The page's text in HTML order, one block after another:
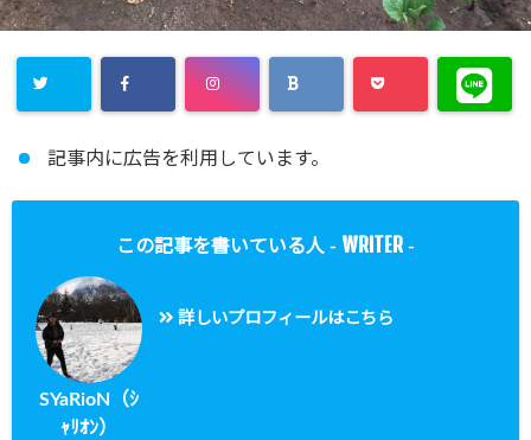
記事内に広告を利用しています。
この記事を書いている人 - WRITER -
SYaRioN（ｼ
ｬﾘｵﾝ）
詳しいプロフィールはこちら